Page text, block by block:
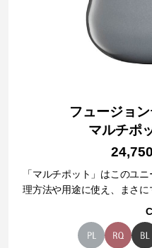
フュージョ
マルチポ
24,750
「マルチポット」はこのユ
理方法や用途に使え、まさに